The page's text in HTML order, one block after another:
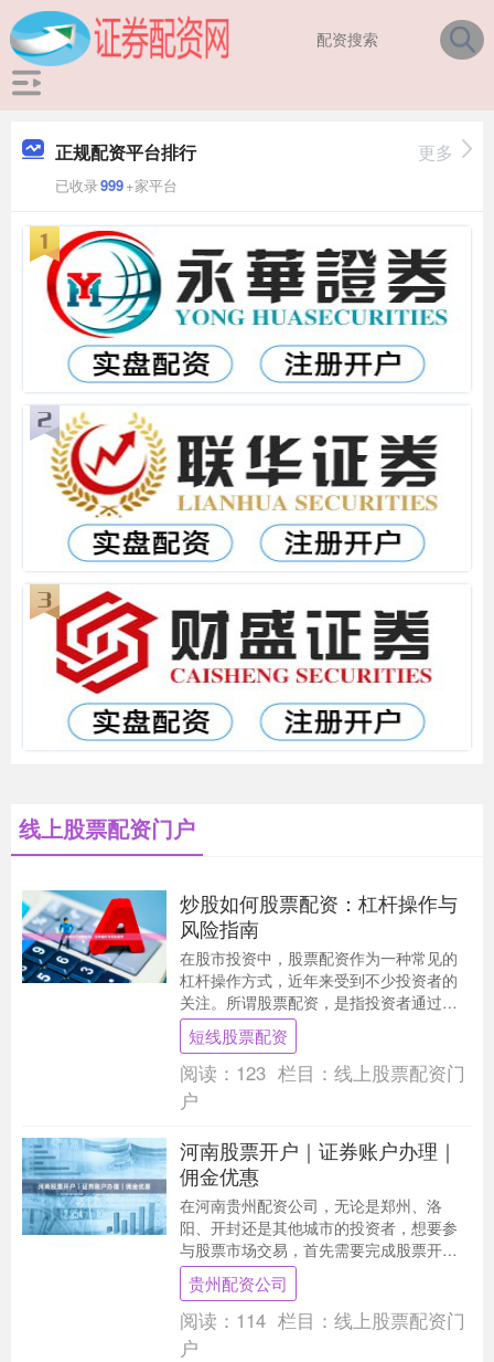
正规配资平台排行
已收录999+家平台
更多
线上股票配资门户
炒股如何股票配资：杠杆操作与
风险指南
在股市投资中，股票配资作为一种常见的
杠杆操作方式，近年来受到不少投资者的
关注。所谓股票配资，是指投资者通过向
配资公司或金融机构借入资金进行股票交
易，从而放大投资....
短线股票配资
阅读： 123 栏目： 线上股票配资门
户
河南股票开户｜证券账户办理｜
佣金优惠
在河南贵州配资公司，无论是郑州、洛
阳、开封还是其他城市的投资者，想要参
与股票市场交易，首先需要完成股票开户
和证券账户办理。随着互联网金融的发
展，现在开户已经非常....
贵州配资公司
阅读： 114 栏目： 线上股票配资门
户